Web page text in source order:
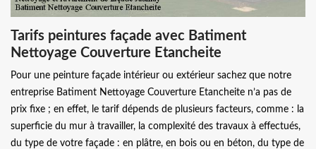
Tarifs peintures façade avec Batiment
Nettoyage Couverture Etancheite
Pour une peinture façade intérieur ou extérieur sachez que notre
entreprise Batiment Nettoyage Couverture Etancheite n’a pas de
prix fixe ; en effet, le tarif dépends de plusieurs facteurs, comme : la
superficie du mur à travailler, la complexité des travaux à effectués,
du type de votre façade : en plâtre, en bois ou en béton, du type de